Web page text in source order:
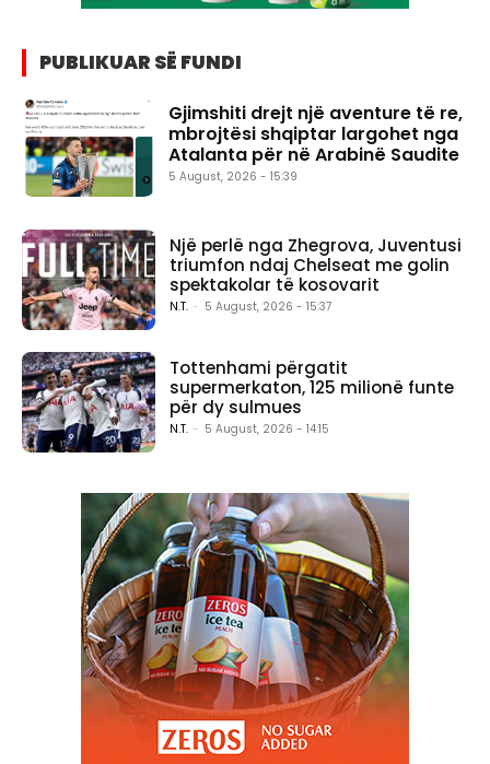
PUBLIKUAR SË FUNDI
Gjimshiti drejt një aventure të re,
mbrojtësi shqiptar largohet nga
Atalanta për në Arabinë Saudite
5 August, 2026 - 15:39
Një perlë nga Zhegrova, Juventusi
triumfon ndaj Chelseat me golin
spektakolar të kosovarit
N.T. - 5 August, 2026 - 15:37
Tottenhami përgatit
supermerkaton, 125 milionë funte
për dy sulmues
N.T. - 5 August, 2026 - 14:15